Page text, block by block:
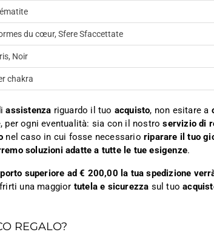
du cœur, Sfere Sfaccettate
Noir
chakra
assistenza riguardo il tuo acquisto, non esitare a
per ogni eventualità: sia con il nostroservizio di
nel caso in cui fosse necessarioriparare il tuo
soluzioni adatte a tutte le tue esigenze.
superiore ad € 200,00 la tua spedizione
una maggior tutela e sicurezza sul tuo
REGALO?